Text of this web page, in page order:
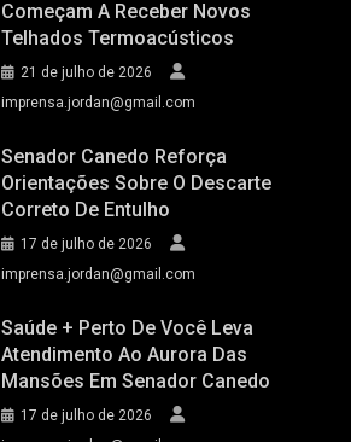
Começam A Receber Novos
Telhados Termoacústicos
21 de julho de 2026
imprensa.jordan@gmail.com
Senador Canedo Reforça
Orientações Sobre O Descarte
Correto De Entulho
17 de julho de 2026
imprensa.jordan@gmail.com
Saúde + Perto De Você Leva
Atendimento Ao Aurora Das
Mansões Em Senador Canedo
17 de julho de 2026